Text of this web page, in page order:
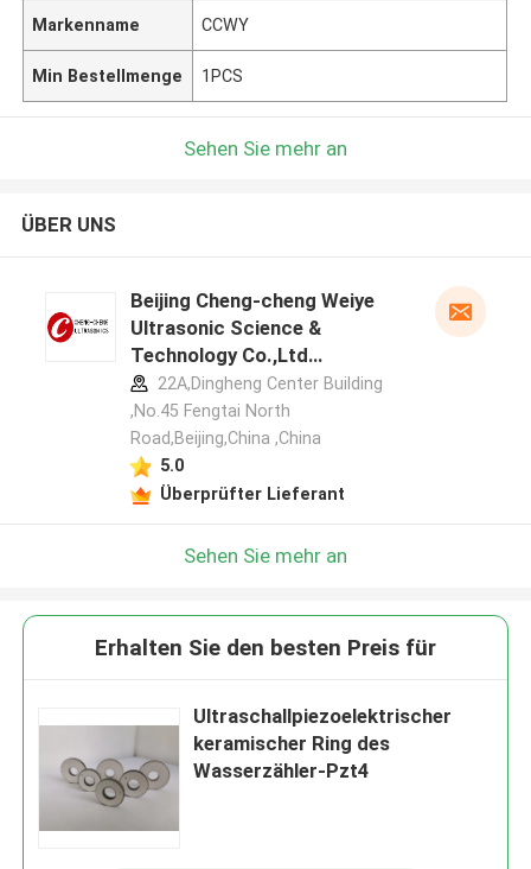
Markenname CCWY
Min Bestellmenge 1PCS
Sehen Sie mehr an
ÜBER UNS
Beijing Cheng-cheng Weiye
Ultrasonic Science &
Technology Co.,Ltd
Herstellerprofil
22A,Dingheng Center Building
,No.45 Fengtai North
Road,Beijing,China ,China
5.0
Überprüfter Lieferant
Sehen Sie mehr an
Erhalten Sie den besten Preis für
Ultraschallpiezoelektrischer
keramischer Ring des
Wasserzähler-Pzt4